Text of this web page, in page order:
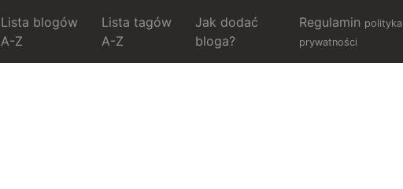
Lista blogów
A-Z
Lista tagów
A-Z
Jak dodać
bloga?
Regulamin polityka
prywatności